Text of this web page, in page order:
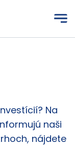
Na
naši
nájdete